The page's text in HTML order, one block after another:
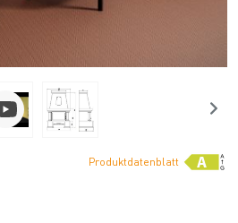
Produktdatenblatt